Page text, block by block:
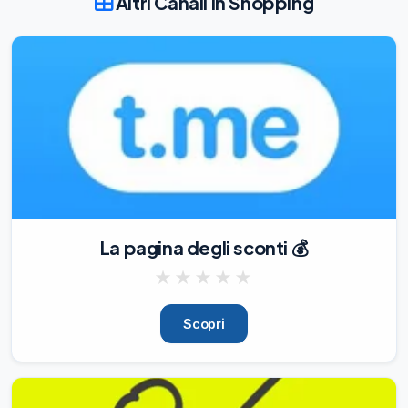
💥
27/03/26 673
Vuoi imparare un mestiere e lavorare da
subito?
Con SBP entri nel mondo
dell’impiantistica elettrica e idraulica,
affiancato da professionisti del settore.
Contratto di apprendistato da subito
Concrete opportunità di crescita
💡
Zero esperienza? Nessun problema.
Partiamo insieme.
La pagina degli sconti 💰
★ ★ ★ ★ ★
Scopri